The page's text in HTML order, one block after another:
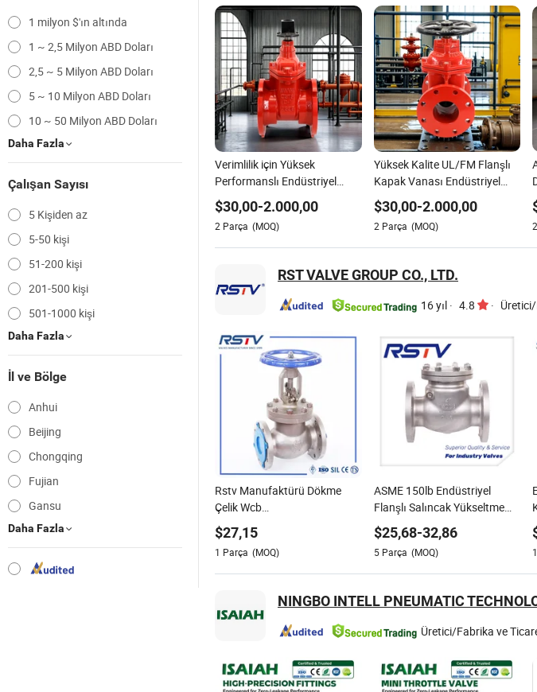
1 milyon $'ın altında
1 ~ 2,5 Milyon ABD Doları
2,5 ~ 5 Milyon ABD Doları
5 ~ 10 Milyon ABD Doları
10 ~ 50 Milyon ABD Doları
Daha Fazla
Çalışan Sayısı
5 Kişiden az
5-50 kişi
51-200 kişi
201-500 kişi
501-1000 kişi
Daha Fazla
İl ve Bölge
Anhui
Beijing
Chongqing
Fujian
Gansu
Daha Fazla
Verimlilik için Yüksek
Performanslı Endüstriyel
Mekanik Eklem Kapak Vanası
$30,00-2.000,00
2 Parça (MOQ)
Yüksek Kalite UL/FM Flanşlı
Kapak Vanası Endüstriyel
Uygulamalar için
$30,00-2.000,00
2 Parça (MOQ) 2
RST VALVE GROUP CO., LTD.
16 yıl · 4.8 ·
Rstv Manufaktürü Dökme
Çelik Wcb
/CF8/CF8m150lb~900lb
Endüstriyel Flanşlı Küresel
Vana
$27,15
1 Parça (MOQ)
ASME 150lb Endüstriyel
Flanşlı Salıncak Yükseltme
Geri Dönüşsüz Kontrol
Vanası
$25,68-32,86
5 Parça (MOQ)
NINGBO INTELL PNEUMATIC
Üretici/Fabrika ve